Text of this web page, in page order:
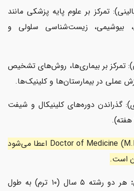
تمرکز بر علوم پایه پزشکی مانند
بیوشیمی، زیست‌شناسی سلولی و
تمرکز بر بیماری‌ها، روش‌های تشخیص
عملی در بیمارستان‌ها و کلینیک‌ها.
گذراندن دوره‌های کلینیکال و شیفت
در پایان دوره، مدرک Doctor of Medicine (M.D.) اعطا می‌شود
است.
هر دو رشته ۵ سال (۱۰ ترم) به طول